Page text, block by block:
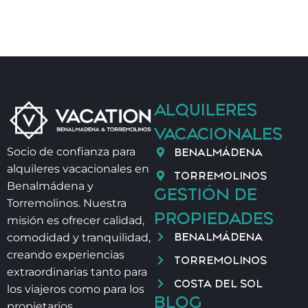
– Golf Green Fees
– Servicios adicionales de limpieza
– Clases de yoga 🧘‍♀️, Masaje Tailandés o Ayurvédico,
Fisioterapia
⏰ INFORMACIÓN IMPORTANTE
🕘 Check-in 21:00 – 00:00 → 40€
Socio de confianza para
alquileres vacacionales en
Benalmádena y
Torremolinos. Nuestra
misión es ofrecer calidad,
comodidad y tranquilidad,
creando experiencias
extraordinarias tanto para
los viajeros como para los
ALQUILERES
VACACIONALES
BENALMÁDENA
TORREMOLINOS
GESTIÓN DE
PROPIEDADES
BENALMÁDENA
TORREMOLINOS
COSTA DEL SOL
BLOG